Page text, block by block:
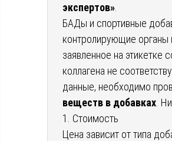
экспертов»
БАДы и спортивные
контролирующие
заявленное на этикетке
коллагена не
данные, необходимо
веществ в добавках .
1. Стоимость
Цена зависит от типа